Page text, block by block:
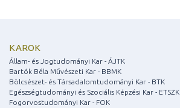
KAROK
Állam- és Jogtudományi Kar - ÁJTK
Bartók Béla Művészeti Kar - BBMK
Bölcsészet- és Társadalomtudományi Kar - BTK
Egészségtudományi és Szociális Képzési Kar - ETSZK
Fogorvostudományi Kar - FOK